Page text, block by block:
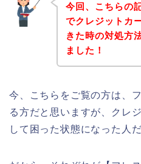
今回、こちらの
でクレジットカ
きた時の対処方
ました！
今、こちらをご覧の方は、
る方だと思いますが、クレ
して困った状態になった人